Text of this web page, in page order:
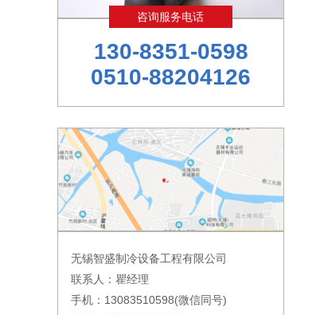
130-8351-0598
0510-88204126
咨询服务电话
无锡智盛制冷设备工程有限公司
联系人：瞿经理
手机：13083510598(微信同号)